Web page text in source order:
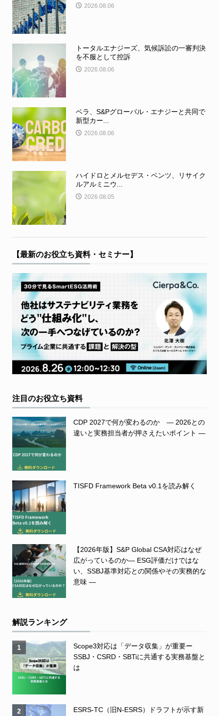
2026.08.06
トータルエナジーズ、気候訴訟の一審判決
を不服として控訴
2026.08.06
ベラ、S&Pグローバル・エナジーと共同で
新型カー...
2026.08.06
ハイドロとメルセデス・ベンツ、リサイク
ルアルミニウ...
2026.08.05
【最新のお役立ち資料・セミナー】
注目のお役立ち資料
CDP 2027で何が変わるのか ― 2026との
違いと実務担当者が押さえたいポイント ―
TISFD Framework Beta v0.1を読み解く
【2026年版】S&P Global CSA対応はなぜ
広がっているのか― ESG評価だけではな
い、SSBJ基準対応との関係やその実務的な
意味 ―
解説ランキング
1
Scope3対応は「データ収集」が重要ー
SSBJ・CSRD・SBTiに共通する実務基盤と
は
2
ESRS-TC（旧N-ESRS）ドラフトが示す新